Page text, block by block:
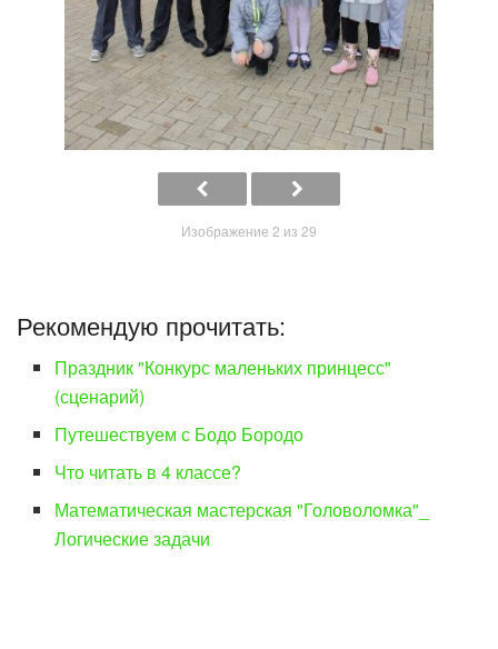
Изображение 2 из 29
Рекомендую прочитать:
Праздник "Конкурс маленьких принцесс"
(сценарий)
Путешествуем с Бодо Бородо
Что читать в 4 классе?
Математическая мастерская "Головоломка"_
Логические задачи